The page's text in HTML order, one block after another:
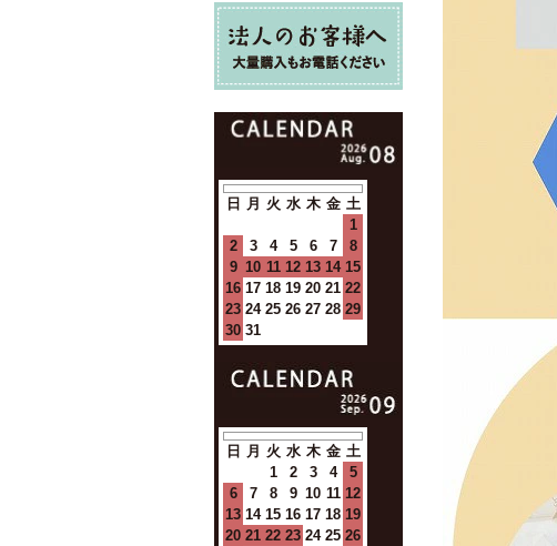
日 月 火 水 木 金 土
1
2
3 4 5 6 7
8
9 10 11 12 13 14 15
16 17 18 19 20 21 22
23 24 25 26 27 28 29
30 31
日 月 火 水 木 金 土
1
2 3 4
5
6
7 8 9 10 11 12
13 14 15 16 17 18 19
20 21 22 23 24 25 26